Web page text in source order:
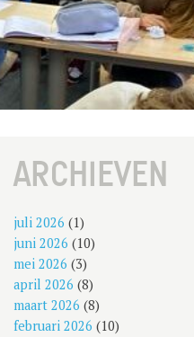
ARCHIEVEN
juli 2026 (1)
juni 2026 (10)
mei 2026 (3)
april 2026 (8)
maart 2026 (8)
februari 2026 (10)